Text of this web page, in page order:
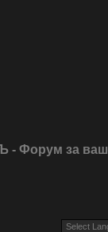
- Форум за